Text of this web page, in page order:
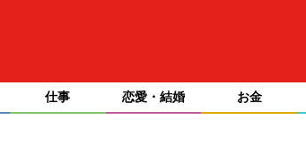
仕事 恋愛・結婚 お金